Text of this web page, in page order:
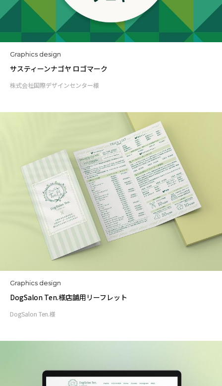
Graphics design
サスティーンナゴヤ ロゴマーク
株式会社国際デザインセンター様
Graphics design
DogSalon Ten.様店舗用リーフレット
DogSalon Ten.様